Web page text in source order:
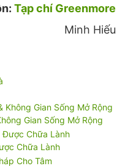
Tạp chí Greenmore
Minh Hiếu
Gian Sống Mở Rộng
Chữa Lành